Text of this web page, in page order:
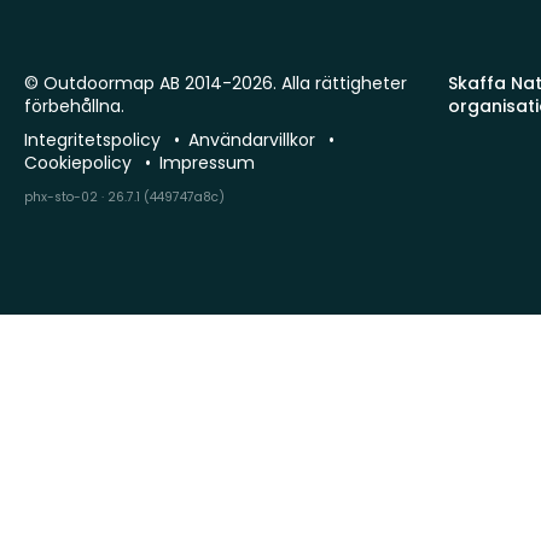
Skaffa
© Outdoormap AB 2014-2026. Alla rättigheter
förbehållna.
Integritetspolicy
Användarvillkor
Cookiepolicy
Impressum
phx-sto-02 · 26.7.1 (449747a8c)